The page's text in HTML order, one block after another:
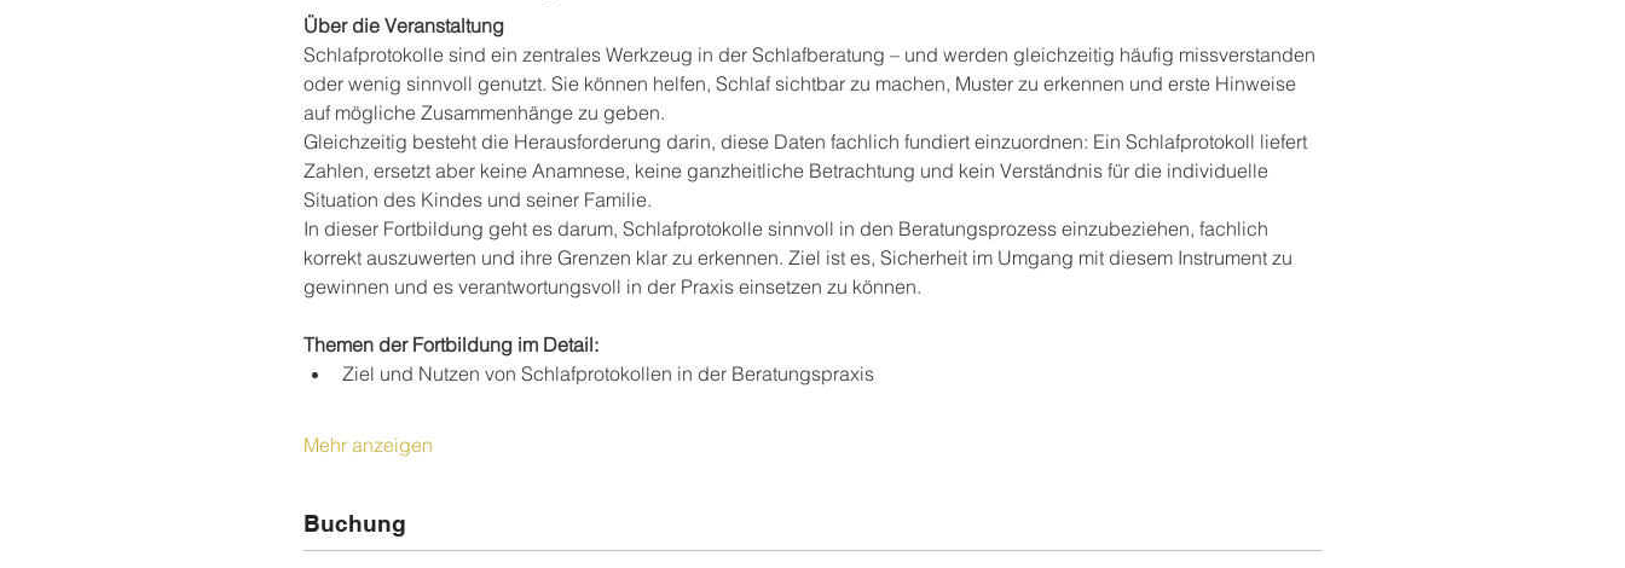
Über die Veranstaltung
Schlafprotokolle sind ein zentrales Werkzeug in der Schlafberatung – und werden gleichzeitig häufig missverstanden
oder wenig sinnvoll genutzt. Sie können helfen, Schlaf sichtbar zu machen, Muster zu erkennen und erste Hinweise
auf mögliche Zusammenhänge zu geben.
Gleichzeitig besteht die Herausforderung darin, diese Daten fachlich fundiert einzuordnen: Ein Schlafprotokoll liefert
Zahlen, ersetzt aber keine Anamnese, keine ganzheitliche Betrachtung und kein Verständnis für die individuelle
Situation des Kindes und seiner Familie.
In dieser Fortbildung geht es darum, Schlafprotokolle sinnvoll in den Beratungsprozess einzubeziehen, fachlich
korrekt auszuwerten und ihre Grenzen klar zu erkennen. Ziel ist es, Sicherheit im Umgang mit diesem Instrument zu
gewinnen und es verantwortungsvoll in der Praxis einsetzen zu können.
Themen der Fortbildung im Detail:
Ziel und Nutzen von Schlafprotokollen in der Beratungspraxis
Mehr anzeigen
Buchung